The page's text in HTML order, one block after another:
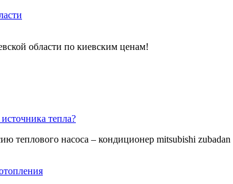
области по киевским ценам!
тепла?
насоса – кондиционер mitsubishi zubadan